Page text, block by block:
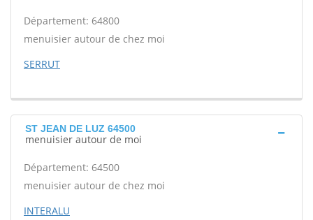
Département: 64800
menuisier autour de chez moi
SERRUT
ST JEAN DE LUZ 64500
menuisier autour de moi
Département: 64500
menuisier autour de chez moi
INTERALU